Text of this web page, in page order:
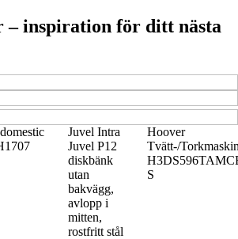
– inspiration för ditt nästa
Juvel Intra
Juvel P12
diskbänk
utan
bakvägg,
avlopp i
mitten,
rostfritt stål
Hoover
Tvätt-/
S